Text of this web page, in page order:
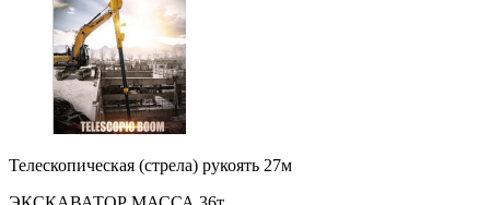
Телескопическая (стрела) рукоять 27м